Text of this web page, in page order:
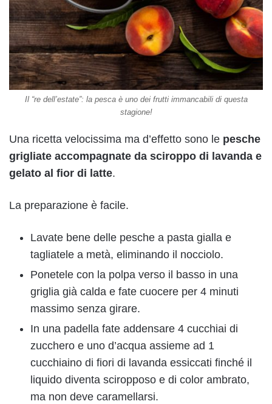
Il “re dell’estate”: la pesca è uno dei frutti immancabili di questa
stagione!
Una ricetta velocissima ma d’effetto sono le pesche
grigliate accompagnate da sciroppo di lavanda e
gelato al fior di latte.
La preparazione è facile.
Lavate bene delle pesche a pasta gialla e
tagliatele a metà, eliminando il nocciolo.
Ponetele con la polpa verso il basso in una
griglia già calda e fate cuocere per 4 minuti
massimo senza girare.
In una padella fate addensare 4 cucchiai di
zucchero e uno d’acqua assieme ad 1
cucchiaino di fiori di lavanda essiccati finché il
liquido diventa sciropposo e di color ambrato,
ma non deve caramellarsi.